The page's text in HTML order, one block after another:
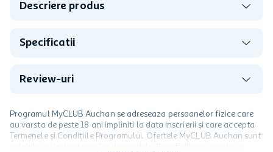
Descriere produs
Specificatii
Review-uri
Programul MyCLUB Auchan se adreseaza persoanelor fizice care
au varsta de peste 18 ani impliniti la data inscrierii și care accepta
Termenele și Condițiile Programului. Ofertele MyCLUB Auchan sunt